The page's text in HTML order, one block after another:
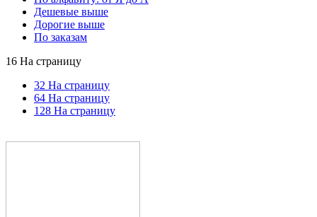
Дешевые выше
Дорогие выше
По заказам
16 На страницу
32 На страницу
64 На страницу
128 На страницу